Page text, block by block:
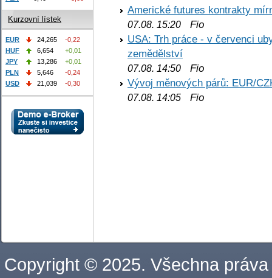
Americké futures kontrakty
07.08. 15:20 Fio
USA: Trh práce - v červenci
zemědělství
07.08. 14:50 Fio
Vývoj měnových párů: EUR/
07.08. 14:05 Fio
Kurzovní lístek
EUR 24,265
-0,22
HUF
6,654
+0,01
JPY
13,286
+0,01
PLN
5,646
-0,24
USD
21,039 -0,30
Copyright © 2025. Všechna práva